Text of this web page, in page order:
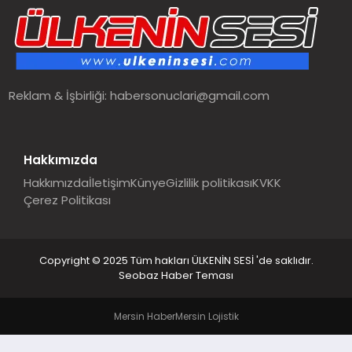
SPOR
MALATYA HABERLERI
Reklam & İşbirliği:habersonuclari@gmail.com
Hakkımızda
HakkımızdaİletişimKünyeGizlilik politikasıKVKK
Çerez Politikası
Copyright © 2025 Tüm hakları ÜLKENİN SESİ 'de saklıdır.
Seobaz Haber Teması
Mersin HaberMersin Lojistik